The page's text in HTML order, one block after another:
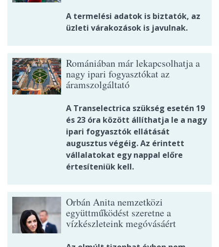
A termelési adatok is biztatók, az
üzleti várakozások is javulnak.
Romániában már lekapcsolhatja a
nagy ipari fogyasztókat az
áramszolgáltató
A Transelectrica szükség esetén 19
és 23 óra között állíthatja le a nagy
ipari fogyasztók ellátását
augusztus végéig. Az érintett
vállalatokat egy nappal előre
értesíteniük kell.
Orbán Anita nemzetközi
együttműködést szeretne a
vízkészleteink megóvásáért